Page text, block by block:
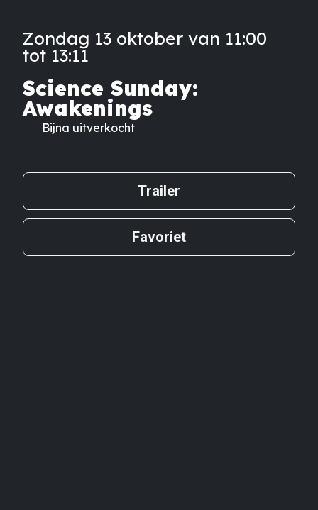
Zondag 13 oktober van 11:00
tot 13:11
Science Sunday:
Awakenings
Bijna uitverkocht
Trailer
Favoriet